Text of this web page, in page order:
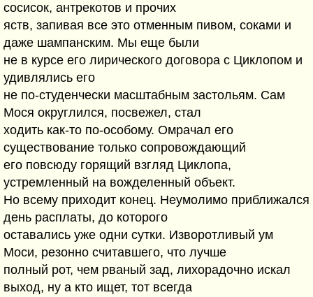
сосисок, антрекотов и прочих
яств, запивая все это отменным пивом, соками и
даже шампанским. Мы еще были
не в курсе его лирического договора с Циклопом и
удивлялись его
не по-студенчески масштабным застольям. Сам
Мося округлился, посвежел, стал
ходить как-то по-особому. Омрачал его
существование только сопровождающий
его повсюду горящий взгляд Циклопа,
устремленный на вожделенный объект.
Но всему приходит конец. Неумолимо приближался
день расплаты, до которого
оставались уже одни сутки. Изворотливый ум
Моси, резонно считавшего, что лучше
полный рот, чем рваный зад, лихорадочно искал
выход, ну а кто ищет, тот всегда